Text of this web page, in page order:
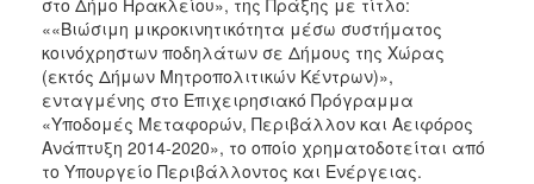
««Βιώσιμη μικροκινητικότητα μέσω συστήματος
κοινόχρηστων ποδηλάτων σε Δήμους της Χώρας
(εκτός Δήμων Μητροπολιτικών Κέντρων)»,
ενταγμένης στο Επιχειρησιακό Πρόγραμμα
«Υποδομές Μεταφορών, Περιβάλλον και Αειφόρος
Ανάπτυξη 2014-2020», το οποίο χρηματοδοτείται από
το Υπουργείο Περιβάλλοντος και Ενέργειας.